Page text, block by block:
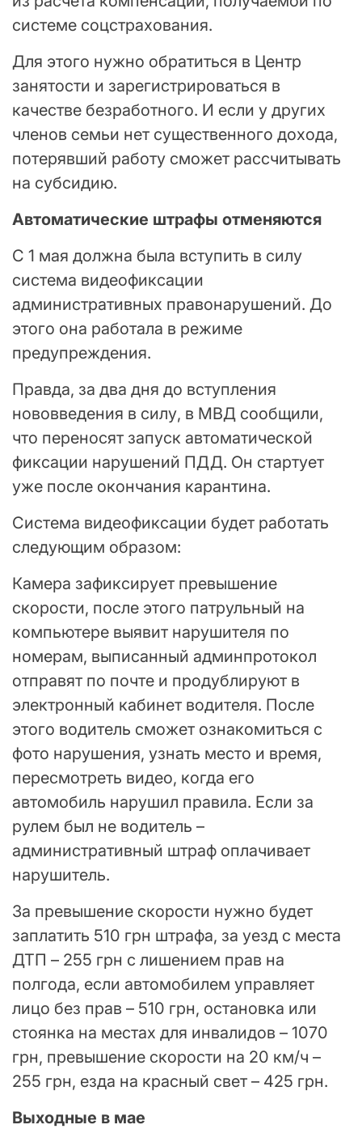
системе соцстрахования.
Для этого нужно обратиться в Центр
занятости и зарегистрироваться в
качестве безработного. И если у других
членов семьи нет существенного дохода,
потерявший работу сможет рассчитывать
на субсидию.
Автоматические штрафы отменяются
С 1 мая должна была вступить в силу
система видеофиксации
административных правонарушений. До
этого она работала в режиме
предупреждения.
Правда, за два дня до вступления
нововведения в силу, в МВД сообщили,
что переносят запуск автоматической
фиксации нарушений ПДД. Он стартует
уже после окончания карантина.
Система видеофиксации будет работать
следующим образом:
Камера зафиксирует превышение
скорости, после этого патрульный на
компьютере выявит нарушителя по
номерам, выписанный админпротокол
отправят по почте и продублируют в
электронный кабинет водителя. После
этого водитель сможет ознакомиться с
фото нарушения, узнать место и время,
пересмотреть видео, когда его
автомобиль нарушил правила. Если за
рулем был не водитель –
административный штраф оплачивает
нарушитель.
За превышение скорости нужно будет
заплатить 510 грн штрафа, за уезд с места
ДТП – 255 грн с лишением прав на
полгода, если автомобилем управляет
лицо без прав – 510 грн, остановка или
стоянка на местах для инвалидов – 1070
грн, превышение скорости на 20 км/ч –
255 грн, езда на красный свет – 425 грн.
Выходные в мае